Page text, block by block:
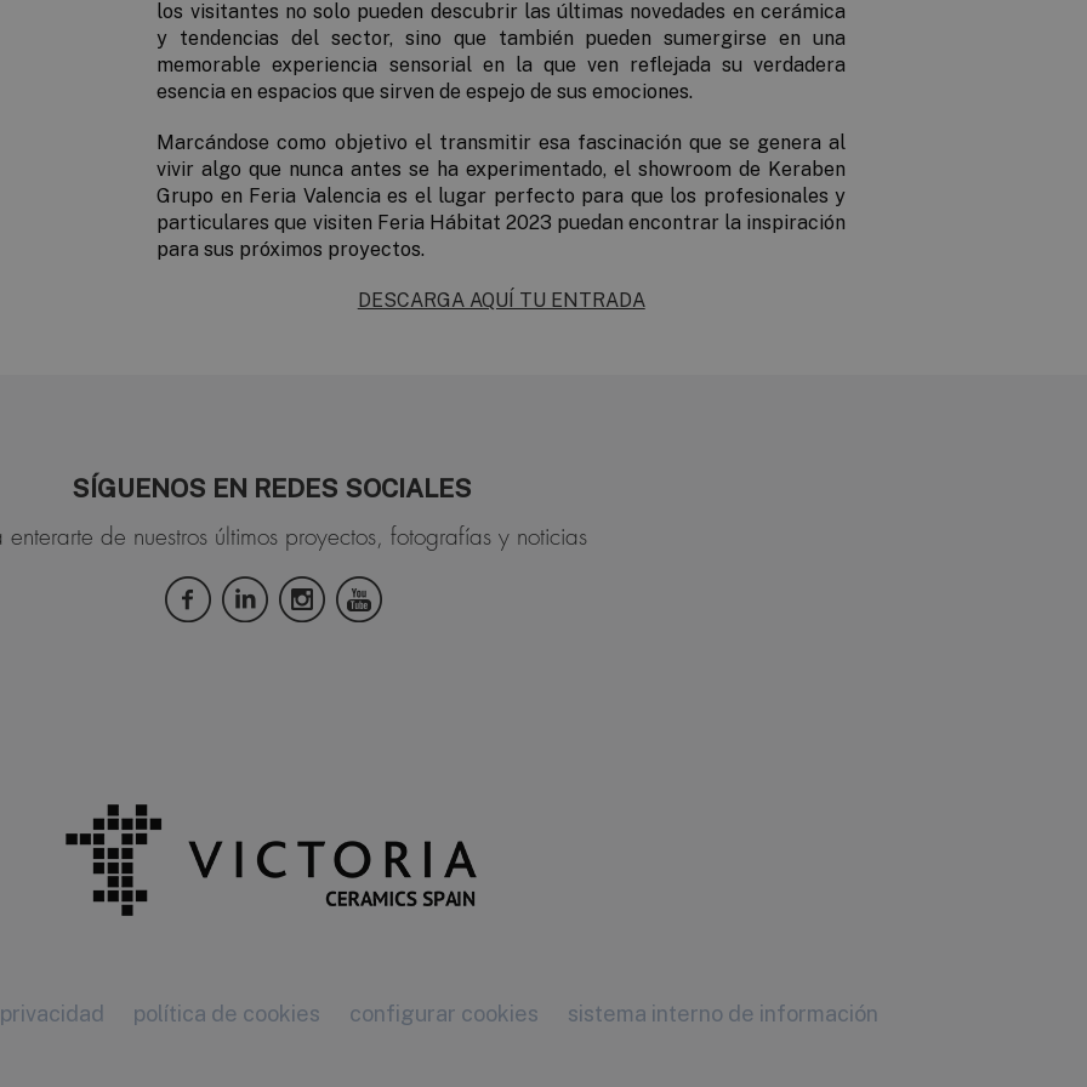
los visitantes no solo pueden descubrir las últimas novedades en cerámica
y tendencias del sector, sino que también pueden sumergirse en una
memorable experiencia sensorial en la que ven reflejada su verdadera
esencia en espacios que sirven de espejo de sus emociones.
Marcándose como objetivo el transmitir esa fascinación que se genera al
vivir algo que nunca antes se ha experimentado, el showroom de Keraben
Grupo en Feria Valencia es el lugar perfecto para que los profesionales y
particulares que visiten Feria Hábitat 2023 puedan encontrar la inspiración
para sus próximos proyectos.
DESCARGA AQUÍ TU ENTRADA
SÍGUENOS EN REDES SOCIALES
de nuestros últimos proyectos, fotografías y noticias
política de cookies configurar cookies sistema interno de información